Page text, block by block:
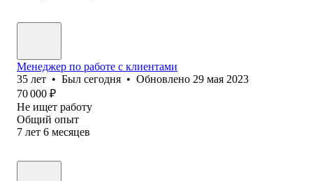
Менеджер по работе с клиентами
35 лет • Был сегодня • Обновлено 29 мая 2023
70 000 ₽
Не ищет работу
Общий опыт
7 лет 6 месяцев